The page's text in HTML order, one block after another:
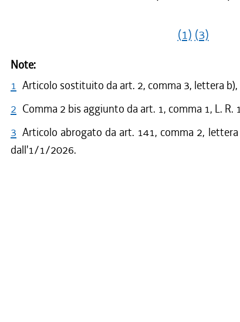
(1) (3)
Note:
1 Articolo sostituito da art. 2, comma 3, lettera
2 Comma 2 bis aggiunto da art. 1, comma 1, L.
3 Articolo abrogato da art. 141, comma 2,
dall'1/1/2026.